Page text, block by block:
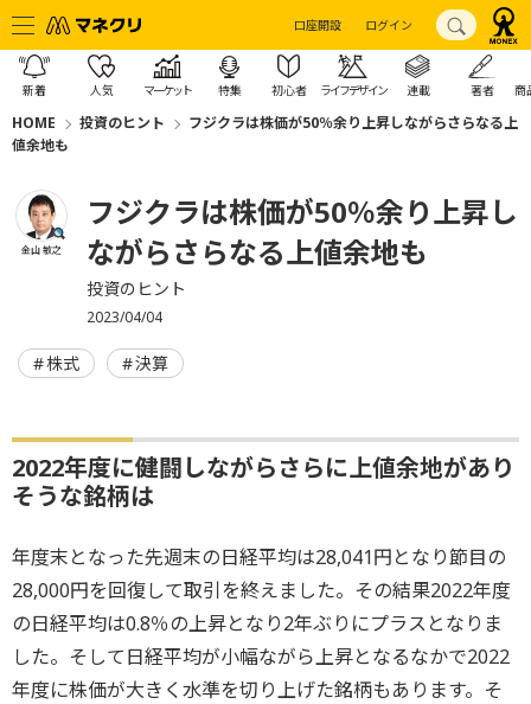
口座開設 ログイン
新着 人気 マーケット 特集 初心者 ライフデザイン 連載 著者 商
HOME 投資のヒント
フジクラは株価が50％余り上昇しながらさらなる上
値余地も
金山 敏之
フジクラは株価が50％余り上昇し
ながらさらなる上値余地も
投資のヒント
2023/04/04
株式 決算
2022年度に健闘しながらさらに上値余地があり
そうな銘柄は
年度末となった先週末の日経平均は28,041円となり節目の
28,000円を回復して取引を終えました。その結果2022年度
の日経平均は0.8％の上昇となり2年ぶりにプラスとなりま
した。そして日経平均が小幅ながら上昇となるなかで2022
年度に株価が大きく水準を切り上げた銘柄もあります。そ